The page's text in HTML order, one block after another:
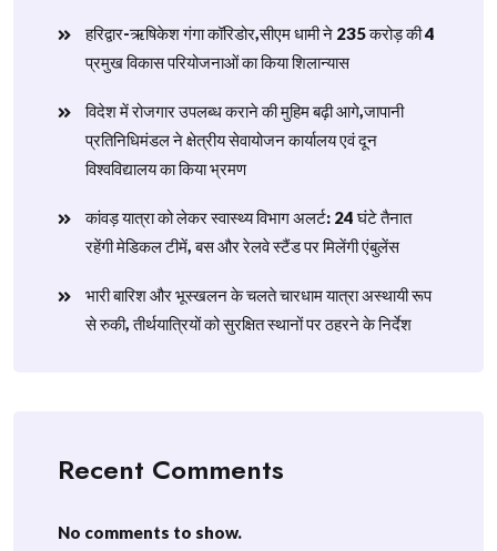
हरिद्वार-ऋषिकेश गंगा कॉरिडोर,सीएम धामी ने 235 करोड़ की 4
प्रमुख विकास परियोजनाओं का किया शिलान्यास
विदेश में रोजगार उपलब्ध कराने की मुहिम बढ़ी आगे,जापानी
प्रतिनिधिमंडल ने क्षेत्रीय सेवायोजन कार्यालय एवं दून
विश्वविद्यालय का किया भ्रमण
​कांवड़ यात्रा को लेकर स्वास्थ्य विभाग अलर्ट: 24 घंटे तैनात
रहेंगी मेडिकल टीमें, बस और रेलवे स्टैंड पर मिलेंगी एंबुलेंस
​भारी बारिश और भूस्खलन के चलते चारधाम यात्रा अस्थायी रूप
से रुकी, तीर्थयात्रियों को सुरक्षित स्थानों पर ठहरने के निर्देश
Recent Comments
No comments to show.